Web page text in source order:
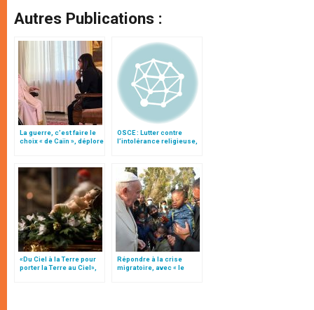
Autres Publications :
La guerre, c’est faire le
choix « de Caïn », déplore
OSCE : Lutter contre
l’intolérance religieuse,
«Du Ciel à la Terre pour
porter la Terre au Ciel»,
Répondre à la crise
migratoire, avec « le